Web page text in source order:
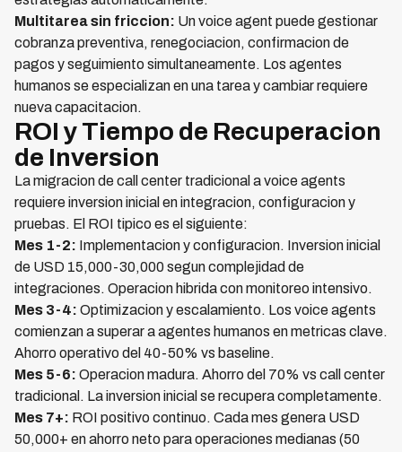
Multitarea sin friccion: Un voice agent puede gestionar
cobranza preventiva, renegociacion, confirmacion de
pagos y seguimiento simultaneamente. Los agentes
humanos se especializan en una tarea y cambiar requiere
nueva capacitacion.
ROI y Tiempo de Recuperacion
de Inversion
La migracion de call center tradicional a voice agents
requiere inversion inicial en integracion, configuracion y
pruebas. El ROI tipico es el siguiente:
Mes 1-2: Implementacion y configuracion. Inversion inicial
de USD 15,000-30,000 segun complejidad de
integraciones. Operacion hibrida con monitoreo intensivo.
Mes 3-4: Optimizacion y escalamiento. Los voice agents
comienzan a superar a agentes humanos en metricas clave.
Ahorro operativo del 40-50% vs baseline.
Mes 5-6: Operacion madura. Ahorro del 70% vs call center
tradicional. La inversion inicial se recupera completamente.
Mes 7+: ROI positivo continuo. Cada mes genera USD
50,000+ en ahorro neto para operaciones medianas (50